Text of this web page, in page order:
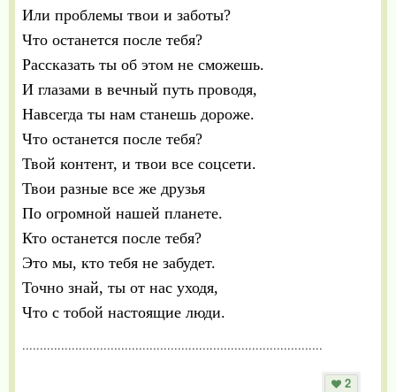
Или проблемы твои и заботы?
Что останется после тебя?
Рассказать ты об этом не сможешь.
И глазами в вечный путь проводя,
Навсегда ты нам станешь дороже.
Что останется после тебя?
Твой контент, и твои все соцсети.
Твои разные все же друзья
По огромной нашей планете.
Кто останется после тебя?
Это мы, кто тебя не забудет.
Точно знай, ты от нас уходя,
Что с тобой настоящие люди.
.....................................................................................
2